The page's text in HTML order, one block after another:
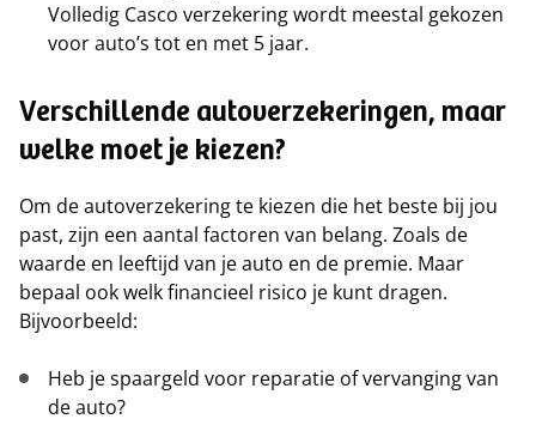
Volledig Casco verzekering wordt meestal gekozen
voor auto’s tot en met 5 jaar.
Verschillende autoverzekeringen, maar
welke moet je kiezen?
Om de autoverzekering te kiezen die het beste bij jou
past, zijn een aantal factoren van belang. Zoals de
waarde en leeftijd van je auto en de premie. Maar
bepaal ook welk financieel risico je kunt dragen.
Bijvoorbeeld:
Heb je spaargeld voor reparatie of vervanging van
de auto?